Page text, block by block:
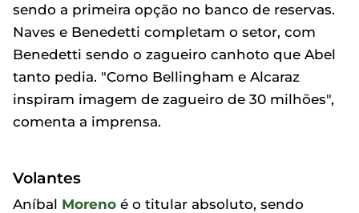
sendo a primeira opção no banco de reservas.
Naves e Benedetti completam o setor, com
Benedetti sendo o zagueiro canhoto que Abel
tanto pedia. "Como Bellingham e Alcaraz
inspiram imagem de zagueiro de 30 milhões",
comenta a imprensa.
Volantes
Aníbal Moreno é o titular absoluto, sendo